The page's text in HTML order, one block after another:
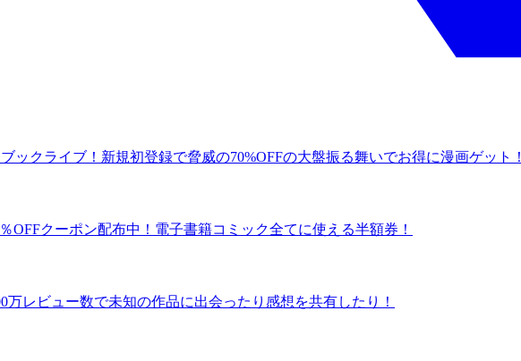
ックライブ！新規初登録で脅威の70%OFFの大盤振る舞いでお得に漫画ゲット！
OFFクーポン配布中！電子書籍コミック全てに使える半額券！
レビュー数で未知の作品に出会ったり感想を共有したり！